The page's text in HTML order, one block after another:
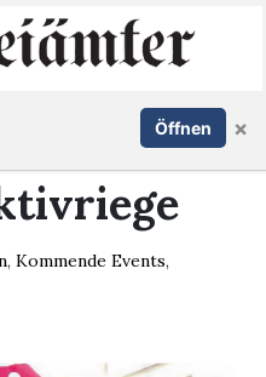
Anmelden
,Kommende Events,
Öffnen ×